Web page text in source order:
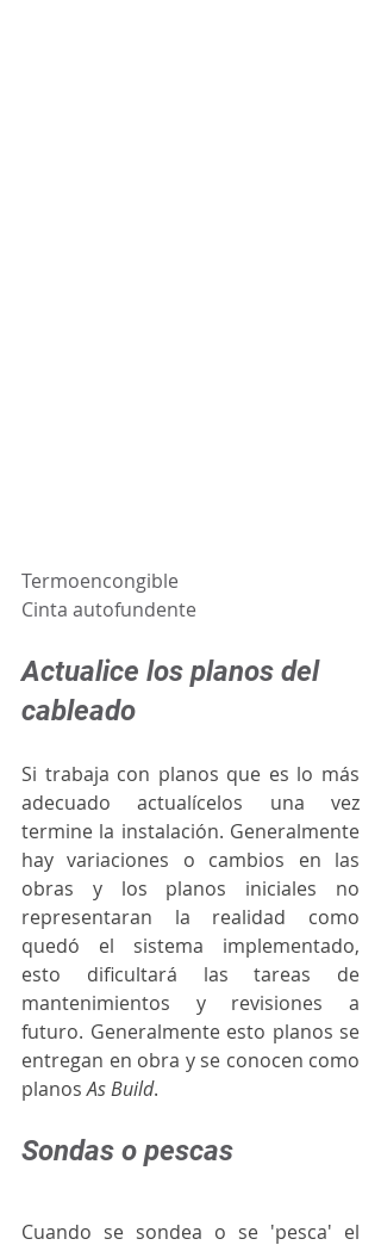
Termoencongible
Cinta autofundente
Actualice los planos del
cableado
Si trabaja con planos que es lo más
adecuado actualícelos una vez
termine la instalación. Generalmente
hay variaciones o cambios en las
obras y los planos iniciales no
representaran la realidad como
quedó el sistema implementado,
esto dificultará las tareas de
mantenimientos y revisiones a
futuro. Generalmente esto planos se
entregan en obra y se conocen como
planos As Build.
Sondas o pescas
Cuando se sondea o se 'pesca' el